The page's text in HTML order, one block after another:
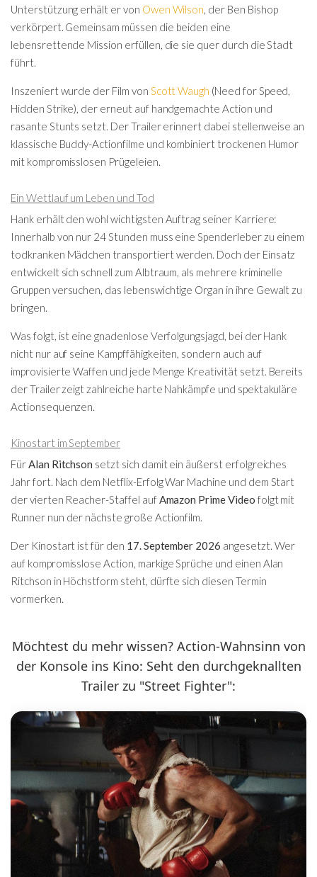
Unterstützung erhält er von Owen Wilson, der Ben Bishop
verkörpert. Gemeinsam müssen die beiden eine
lebensrettende Mission erfüllen, die sie quer durch die Stadt
führt.
Inszeniert wurde der Film von Scott Waugh (Need for Speed,
Hidden Strike), der erneut auf handgemachte Action und
rasante Stunts setzt. Der Trailer erinnert dabei stellenweise an
klassische Buddy-Actionfilme und kombiniert trockenen Humor
mit kompromisslosen Prügeleien.
Ein Wettlauf um Leben und Tod
Hank erhält den wohl wichtigsten Auftrag seiner Karriere:
Innerhalb von nur 24 Stunden muss eine Spenderleber zu einem
todkranken Mädchen transportiert werden. Doch der Einsatz
entwickelt sich schnell zum Albtraum, als mehrere kriminelle
Gruppen versuchen, das lebenswichtige Organ in ihre Gewalt zu
bringen.
Was folgt, ist eine gnadenlose Verfolgungsjagd, bei der Hank
nicht nur auf seine Kampffähigkeiten, sondern auch auf
improvisierte Waffen und jede Menge Kreativität setzt. Bereits
der Trailer zeigt zahlreiche harte Nahkämpfe und spektakuläre
Actionsequenzen.
Kinostart im September
FürAlan Ritchson setzt sich damit ein äußerst erfolgreiches
Jahr fort. Nach dem Netflix-Erfolg War Machine und dem Start
der vierten Reacher-Staffel aufAmazon Prime Video folgt mit
Runner nun der nächste große Actionfilm.
Der Kinostart ist für den 17. September 2026 angesetzt. Wer
auf kompromisslose Action, markige Sprüche und einen Alan
Ritchson in Höchstform steht, dürfte sich diesen Termin
vormerken.
Möchtest du mehr wissen? Action-Wahnsinn von
der Konsole ins Kino: Seht den durchgeknallten
Trailer zu "Street Fighter":